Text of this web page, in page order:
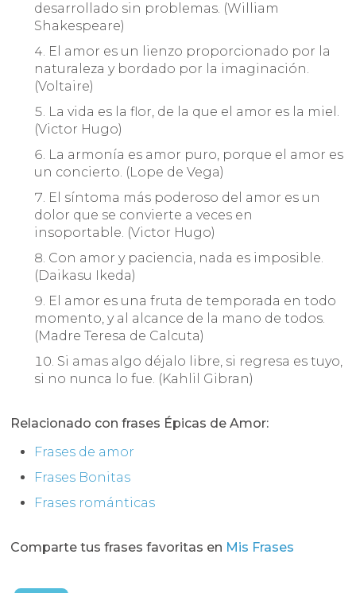
desarrollado sin problemas. (William
Shakespeare)
El amor es un lienzo proporcionado por la
naturaleza y bordado por la imaginación.
(Voltaire)
La vida es la flor, de la que el amor es la miel.
(Victor Hugo)
La armonía es amor puro, porque el amor es
un concierto. (Lope de Vega)
El síntoma más poderoso del amor es un
dolor que se convierte a veces en
insoportable. (Victor Hugo)
Con amor y paciencia, nada es imposible.
(Daikasu Ikeda)
El amor es una fruta de temporada en todo
momento, y al alcance de la mano de todos.
(Madre Teresa de Calcuta)
Si amas algo déjalo libre, si regresa es tuyo,
si no nunca lo fue. (Kahlil Gibran)
Relacionado con frases Épicas de Amor:
Frases de amor
Frases Bonitas
Frases románticas
Comparte tus frases favoritas en Mis Frases